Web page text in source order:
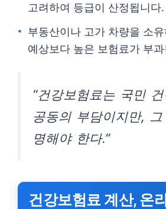
고려하여 등급이 산정됩니다.
부동산이나 고가 차량을 소
예상보다 높은 보험료가 부
“건강보험료는 국민
공동의 부담이지만,
명해야 한다.”
건강보험료 계산, 온